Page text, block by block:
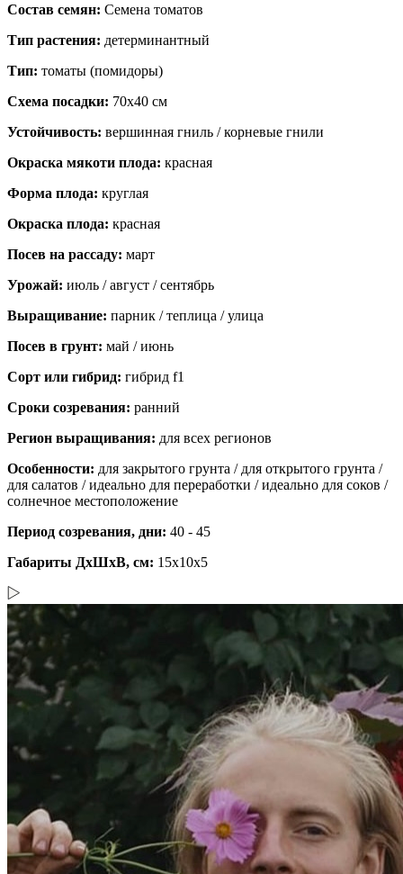
Состав семян: Семена томатов
Тип растения: детерминантный
Тип: томаты (помидоры)
Схема посадки: 70х40 см
Устойчивость: вершинная гниль / корневые гнили
Окраска мякоти плода: красная
Форма плода: круглая
Окраска плода: красная
Посев на рассаду: март
Урожай: июль / август / сентябрь
Выращивание: парник / теплица / улица
Посев в грунт: май / июнь
Сорт или гибрид: гибрид f1
Сроки созревания: ранний
Регион выращивания: для всех регионов
Особенности: для закрытого грунта / для открытого грунта /
для салатов / идеально для переработки / идеально для соков /
солнечное местоположение
Период созревания, дни: 40 - 45
Габариты ДхШхВ, см: 15x10x5